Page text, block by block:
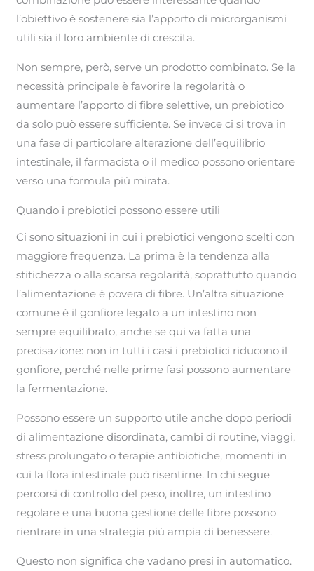
l’obiettivo è sostenere sia l’apporto di microrganismi
utili sia il loro ambiente di crescita.
Non sempre, però, serve un prodotto combinato. Se la
necessità principale è favorire la regolarità o
aumentare l’apporto di fibre selettive, un prebiotico
da solo può essere sufficiente. Se invece ci si trova in
una fase di particolare alterazione dell’equilibrio
intestinale, il farmacista o il medico possono orientare
verso una formula più mirata.
Quando i prebiotici possono essere utili
Ci sono situazioni in cui i prebiotici vengono scelti con
maggiore frequenza. La prima è la tendenza alla
stitichezza o alla scarsa regolarità, soprattutto quando
l’alimentazione è povera di fibre. Un’altra situazione
comune è il gonfiore legato a un intestino non
sempre equilibrato, anche se qui va fatta una
precisazione: non in tutti i casi i prebiotici riducono il
gonfiore, perché nelle prime fasi possono aumentare
la fermentazione.
Possono essere un supporto utile anche dopo periodi
di alimentazione disordinata, cambi di routine, viaggi,
stress prolungato o terapie antibiotiche, momenti in
cui la flora intestinale può risentirne. In chi segue
percorsi di controllo del peso, inoltre, un intestino
regolare e una buona gestione delle fibre possono
rientrare in una strategia più ampia di benessere.
Questo non significa che vadano presi in automatico.